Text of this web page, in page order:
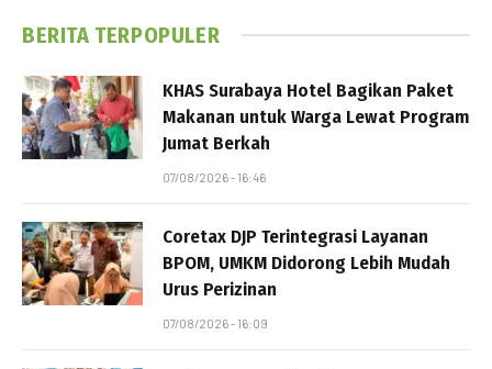
BERITA TERPOPULER
KHAS Surabaya Hotel Bagikan Paket
Makanan untuk Warga Lewat Program
Jumat Berkah
07/08/2026 - 16:46
Coretax DJP Terintegrasi Layanan
BPOM, UMKM Didorong Lebih Mudah
Urus Perizinan
07/08/2026 - 16:09